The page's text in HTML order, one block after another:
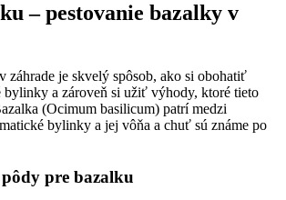
– pestovanie bazalky v
záhrade je skvelý spôsob, ako si obohatiť
bylinky a zároveň si užiť výhody, ktoré tieto
(Ocimum basilicum) patrí medzi
bylinky a jej vôňa a chuť sú známe po
pre bazalku